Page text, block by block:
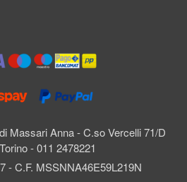
Massari Anna - C.so Vercelli 71/D
- 011 2478221
- C.F. MSSNNA46E59L219N